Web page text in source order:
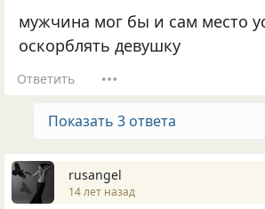
мужчина мог бы и сам место
оскорблять девушку
Ответить
Показать 3 ответа
rusangel
14 лет назад